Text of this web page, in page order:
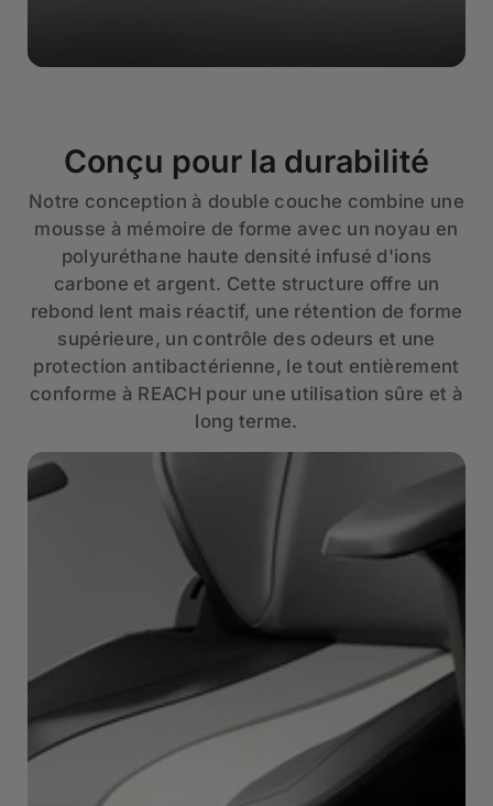
Conçu pour la durabilité
Notre conception à double couche combine une
mousse à mémoire de forme avec un noyau en
polyuréthane haute densité infusé d'ions
carbone et argent. Cette structure offre un
rebond lent mais réactif, une rétention de forme
supérieure, un contrôle des odeurs et une
protection antibactérienne, le tout entièrement
conforme à REACH pour une utilisation sûre et à
long terme.